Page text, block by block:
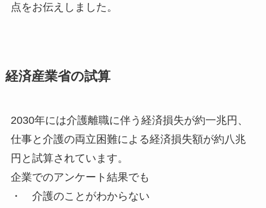
点をお伝えしました。
経済産業省の試算
2030年には介護離職に伴う経済損失が約一兆円、
仕事と介護の両立困難による経済損失額が約八兆
円と試算されています。
企業でのアンケート結果でも
・ 介護のことがわからない